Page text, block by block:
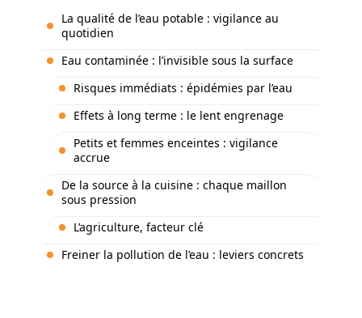
La qualité de l’eau potable : vigilance au
quotidien
Eau contaminée : l’invisible sous la surface
Risques immédiats : épidémies par l’eau
Effets à long terme : le lent engrenage
Petits et femmes enceintes : vigilance
accrue
De la source à la cuisine : chaque maillon
sous pression
L’agriculture, facteur clé
Freiner la pollution de l’eau : leviers concrets